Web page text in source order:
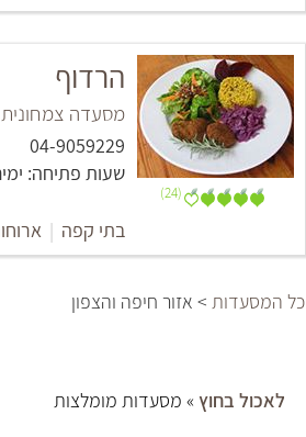
(24)
הרדוף
מסעדה צמחונית
04-9059229
שעות פתיחה: ימים ב'-ו' 9:00 - 16:00, שבת 9:30 -
בתי קפה |
כל המסעדות > אזור חיפה והצפון
לאכול בחוץ » מסעדות מומלצות